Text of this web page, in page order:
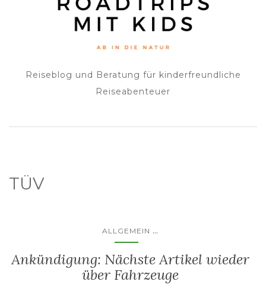
Reiseblog und Beratung für kinderfreundliche
Reiseabenteuer
TÜV
ALLGEMEIN ...
Ankündigung: Nächste Artikel wieder
über Fahrzeuge